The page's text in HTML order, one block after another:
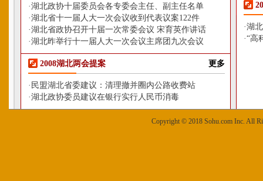
·湖北政协十届委员会各专委会主任、副主任名单
·湖北省十一届人大一次会议收到代表议案122件
·湖北省政协召开十届一次常委会议 宋育英作讲话
·湖北昨举行十一届人大一次会议主席团九次会议
更多
2008湖北两会提案
· 民盟湖北省委建议：清理撤并圈内公路收费站
·湖北政协委员建议在银行实行人民币消毒
·湖
·“高
Copyright © 2018 Sohu.com Inc. All